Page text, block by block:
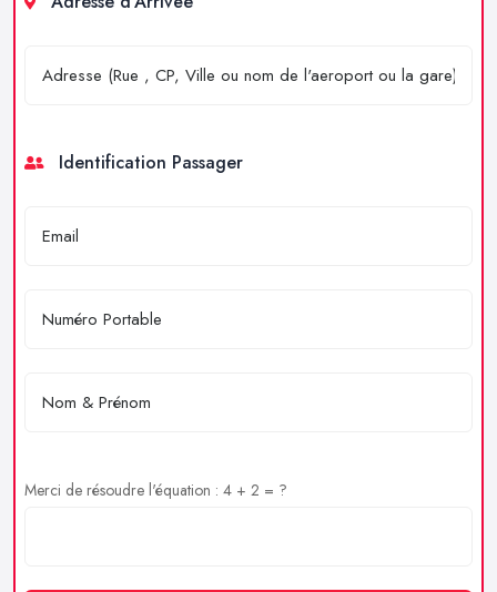
Identification Passager
Merci de résoudre l'équation : 4 + 2 = ?